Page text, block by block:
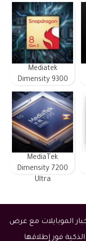
Mediatek
Dimensity 9300
MediaTek
Dimensity 7200
Ultra
الموبايلات مع عرض
فور إطلاقها